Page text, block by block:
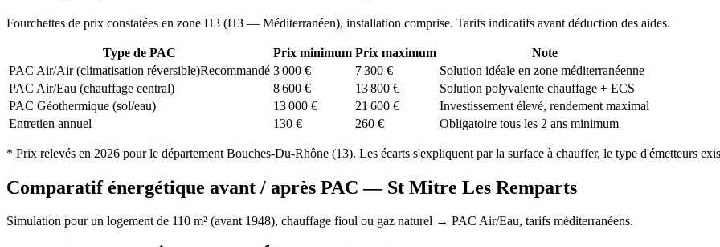
Fourchettes de prix constatées en zone H3 (H3 — Méditerranéen), installation comprise. Tarifs indicatifs avant déduction des aides.
Type de PAC Prix minimum Prix maximum
Note
PAC Air/Air (climatisation réversible)Recommandé 3 000 € 7 300 €
Solution idéale en zone méditerranéenne
PAC Air/Eau (chauffage central)
8 600 € 13 800 €
Solution polyvalente chauffage + ECS
PAC Géothermique (sol/eau)
13 000 € 21 600 €
Investissement élevé, rendement maximal
Entretien annuel
130 € 260 € Obligatoire tous les 2 ans minimum
* Prix relevés en 2026 pour le département Bouches-Du-Rhône (13). Les écarts s'expliquent par la surface à chauffer, le type d'émetteurs
Comparatif énergétique avant / après PAC — St Mitre Les Remparts
Simulation pour un logement de 110 m² (avant 1948), chauffage fioul ou gaz naturel → PAC Air/Eau, tarifs méditerranéens.